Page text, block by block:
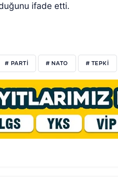
ifade etti.
# PARTİ # NATO # TEPKİ